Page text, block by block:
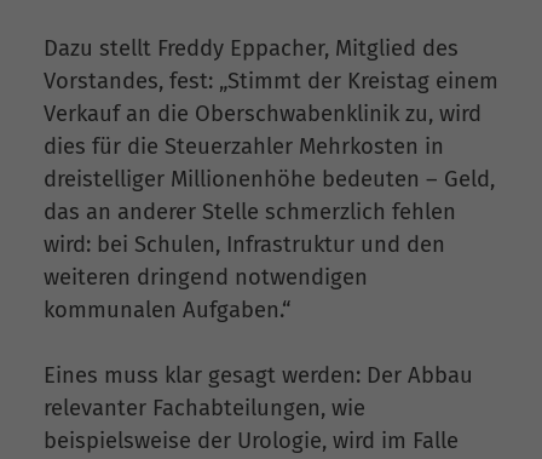
Dazu stellt Freddy Eppacher, Mitglied des
Vorstandes, fest: „Stimmt der Kreistag einem
Verkauf an die Oberschwabenklinik zu, wird
dies für die Steuerzahler Mehrkosten in
dreistelliger Millionenhöhe bedeuten – Geld,
das an anderer Stelle schmerzlich fehlen
wird: bei Schulen, Infrastruktur und den
weiteren dringend notwendigen
kommunalen Aufgaben.“
Eines muss klar gesagt werden: Der Abbau
relevanter Fachabteilungen, wie
beispielsweise der Urologie, wird im Falle